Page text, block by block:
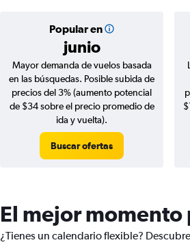
Popular en
junio
Mayor demanda de vuelos basada
en las búsquedas. Posible subida de
precios del 3% (aumento potencial
de $34 sobre el precio promedio de
ida y vuelta).
Buscar ofertas
El mejor momento
¿Tienes un calendario flexible?